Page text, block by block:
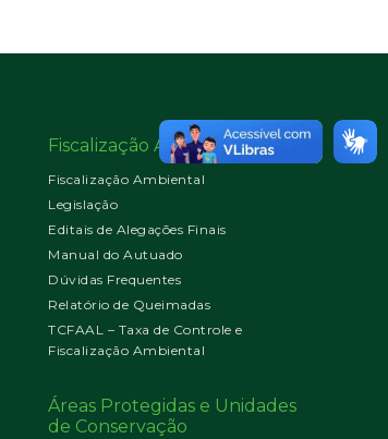
Fiscalização Ambiental
Fiscalização Ambiental
Legislação
Editais de Alegações Finais
Manual do Autuado
Dúvidas Frequentes
Relatório de Queimadas
TCFAAL – Taxa de Controle e
Fiscalização Ambiental
Áreas Protegidas e Unidades
de Conservação